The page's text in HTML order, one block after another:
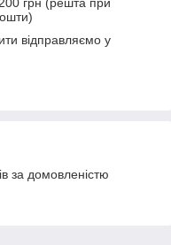
відправляємо у
за домовленістю